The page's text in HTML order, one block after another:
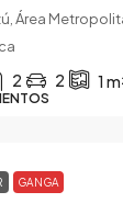
Área
2 2 1
GANGA